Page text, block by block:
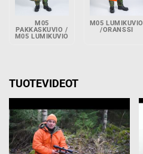
M05
PAKKASKUVIO /
M05 LUMIKUVIO
M05 LUMIKUVIO
/ORANSSI
TUOTEVIDEOT